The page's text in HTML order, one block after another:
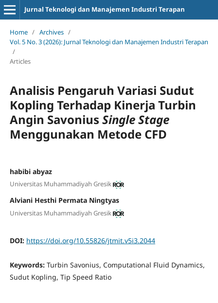
Jurnal Teknologi dan Manajemen Industri Terapan
Home / Archives /
Vol. 5 No. 3 (2026): Jurnal Teknologi dan Manajemen Industri Terapan
/
Articles
Analisis Pengaruh Variasi Sudut
Kopling Terhadap Kinerja Turbin
Angin Savonius Single Stage
Menggunakan Metode CFD
habibi abyaz
Universitas Muhammadiyah Gresik
Alviani Hesthi Permata Ningtyas
Universitas Muhammadiyah Gresik
DOI: https://doi.org/10.55826/jtmit.v5i3.2044
Keywords: Turbin Savonius, Computational Fluid Dynamics,
Sudut Kopling, Tip Speed Ratio